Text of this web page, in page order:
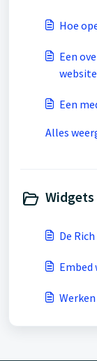
Hoe
Een
website
Een
Alles
De
Embed